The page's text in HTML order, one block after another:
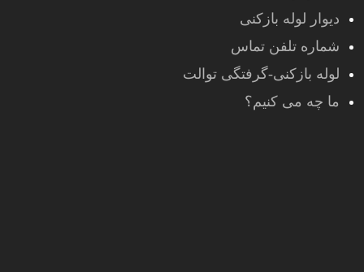
دیوار لوله بازکنی
شماره تلفن تماس
لوله بازکنی-گرفتگی توالت
ما چه می کنیم؟